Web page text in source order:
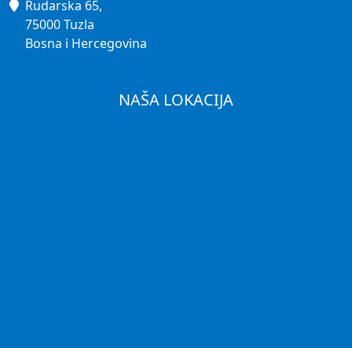
Rudarska 65,
75000 Tuzla
Bosna i Hercegovina
NAŠA LOKACIJA